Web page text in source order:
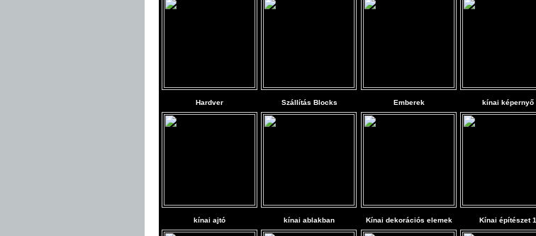
Hardver Szállítás Blocks Emberek kínai képernyő
kínai ajtó kínai ablakban Kínai dekorációs elemek Kínai építészet 1